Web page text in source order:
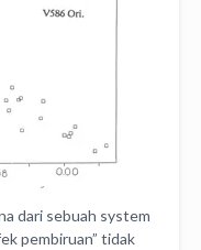
dari sebuah system
pembiruan” tidak